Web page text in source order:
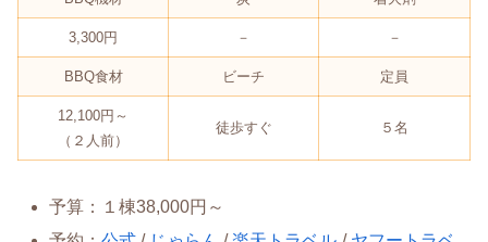
3,300円 － －
BBQ食材 ビーチ 定員
12,100円～
（２人前）
徒歩すぐ ５名
予算：１棟38,000円～